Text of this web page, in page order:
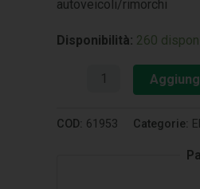
autoveicoli/rimorchi
Disponibilità: 260
COD: 61953 Categorie: